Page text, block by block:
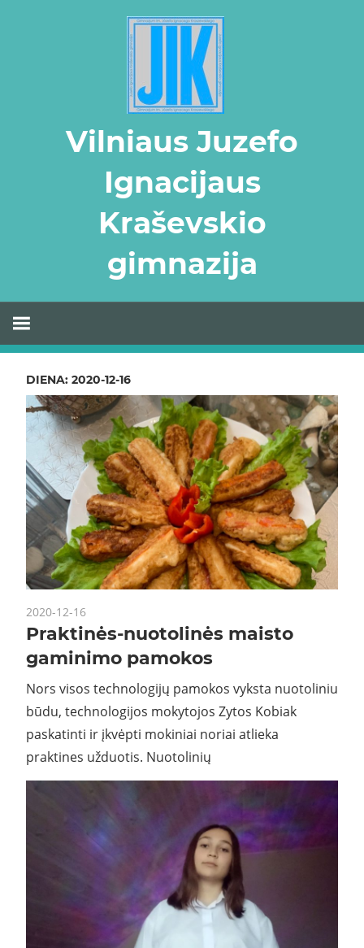
Vilniaus Juzefo
Ignacijaus
Kraševskio
gimnazija
DIENA: 2020-12-16
2020-12-16
Praktinės-nuotolinės maisto
gaminimo pamokos
Nors visos technologijų pamokos vyksta nuotoliniu
būdu, technologijos mokytojos Zytos Kobiak
paskatinti ir įkvėpti mokiniai noriai atlieka
praktines užduotis. Nuotolinių